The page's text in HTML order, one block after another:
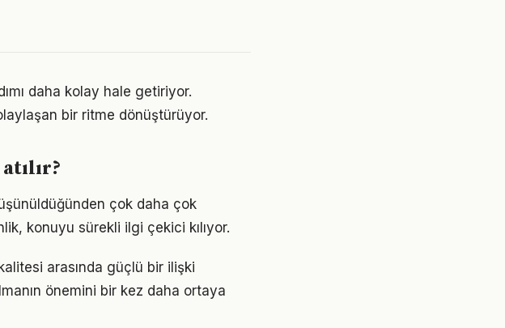
daha kolay hale getiriyor.
bir ritme dönüştürüyor.
çok daha çok
konuyu sürekli ilgi çekici kılıyor.
arasında güçlü bir ilişki
önemini bir kez daha ortaya